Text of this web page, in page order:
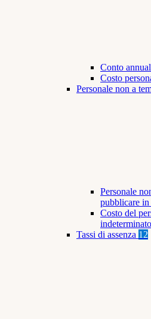
Conto
Costo
Personale non a
Personale
pubblicare in
Costo del
Tassi di assenza 12